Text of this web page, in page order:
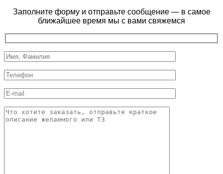
Заполните форму и отправьте сообщение — в самое
ближайшее время мы с вами свяжемся